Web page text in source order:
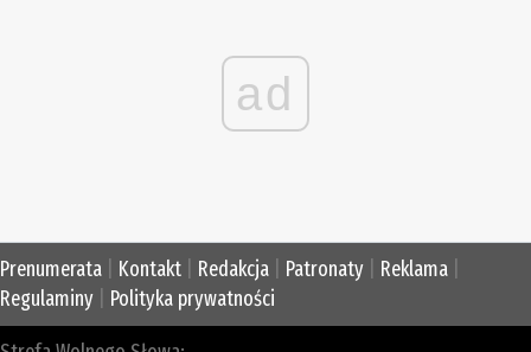
ad
Prenumerata Kontakt Redakcja Patronaty Reklama
Regulaminy
Polityka prywatności